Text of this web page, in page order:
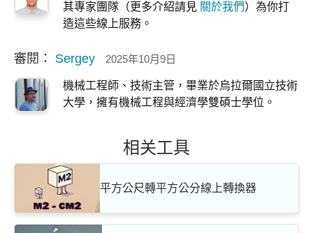
其專家團隊（更多介紹請見 關於我們）為你打
造這些線上服務。
審閱： Sergey 2025年10月9日
機械工程師、技術主管，畢業於烏拉爾國立技術
大學，擁有機械工程與經濟學雙碩士學位。
相关工具
平方公尺轉平方公分線上轉換器